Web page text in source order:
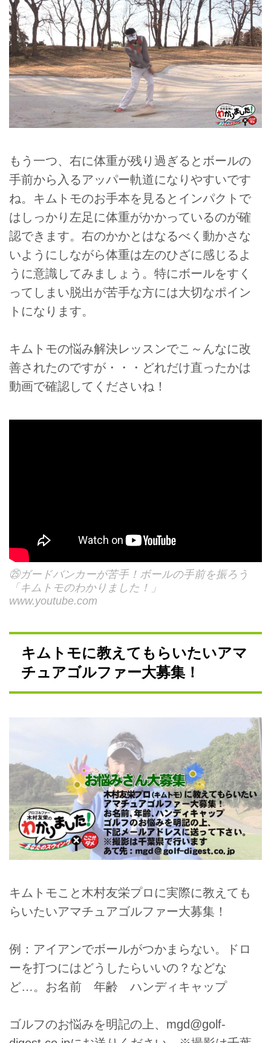
もう一つ、右に体重が残り過ぎるとボールの
手前から入るアッパー軌道になりやすいです
ね。キムトモのお手本を見るとインパクトで
はしっかり左足に体重がかかっているのが確
認できます。右のかかとはなるべく動かさな
いようにしながら体重は左のひざに感じるよ
うに意識してみましょう。特にボールをすく
ってしまい脱出が苦手な方には大切なポイン
トになります。
キムトモの悩み解決レッスンでこ～んなに改
善されたのですが・・・どれだけ直ったかは
動画で確認してくださいね！
㉕ガードバンカーが苦手！ボールの手前を振ろう
「キムトモのわかりました！」
www.youtube.com
キムトモに教えてもらいたいアマ
チュアゴルファー大募集！
キムトモこと木村友栄プロに実際に教えても
らいたいアマチュアゴルファー大募集！
例：アイアンでボールがつかまらない。ドロ
ーを打つにはどうしたらいいの？などな
ど…。お名前 年齢 ハンディキャップ
ゴルフのお悩みを明記の上、mgd@golf-